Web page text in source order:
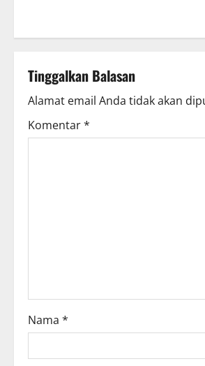
t
n
a
v
o
n
Tinggalkan Balasan
Alamat email Anda tidak akan
Komentar*
Nama *